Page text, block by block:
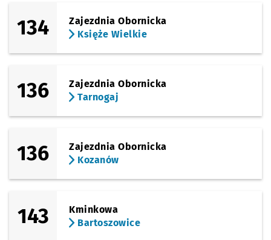
134
Zajezdnia Obornicka
Księże Wielkie
136
Zajezdnia Obornicka
Tarnogaj
136
Zajezdnia Obornicka
Kozanów
143
Kminkowa
Bartoszowice